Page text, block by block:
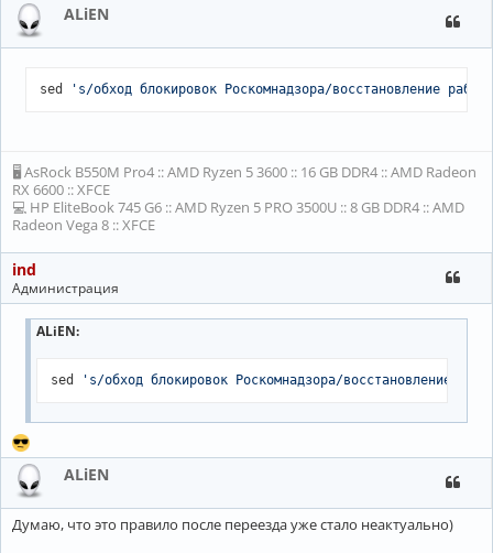
ALiEN
sed 's/обход блокировок Роскомнадзора/восстановление
🖥 AsRock B550M Pro4 :: AMD Ryzen 5 3600 :: 16 GB DDR4 :: AMD Radeon
RX 6600 :: XFCE
💻 HP EliteBook 745 G6 :: AMD Ryzen 5 PRO 3500U :: 8 GB DDR4 :: AMD
Radeon Vega 8 :: XFCE
ind
Администрация
ALiEN:
sed 's/обход блокировок Роскомнадзора/восстановление
ALiEN
Думаю, что это правило после переезда уже стало неактуально)